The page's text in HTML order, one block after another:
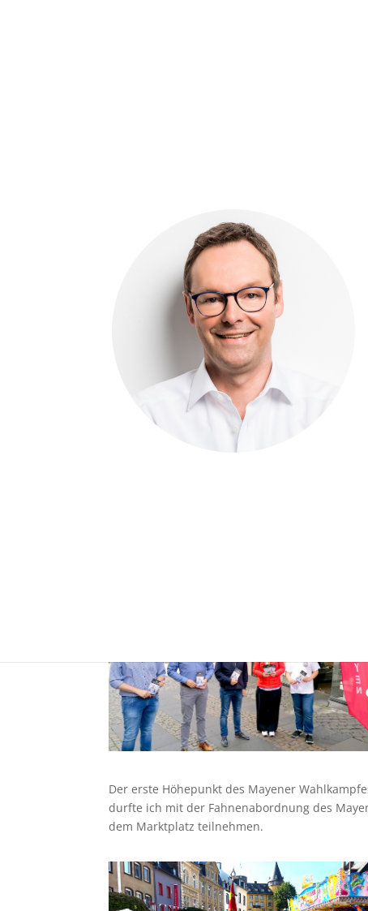
Der erste Höhepunkt des Mayener
durfte ich mit der Fahnenabordnung des
dem Marktplatz teilnehmen.